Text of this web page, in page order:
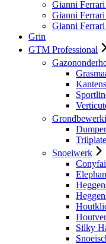
Gianni
Gianni
Gianni
Grin
GTM Professional
Snoeiwerk
Silky